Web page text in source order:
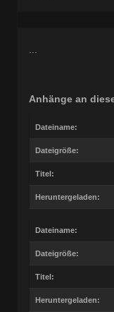
Anhänge an
Dateiname:
Dateigröße:
Titel:
Heruntergeladen:
Dateiname:
Dateigröße:
Titel:
Heruntergeladen: